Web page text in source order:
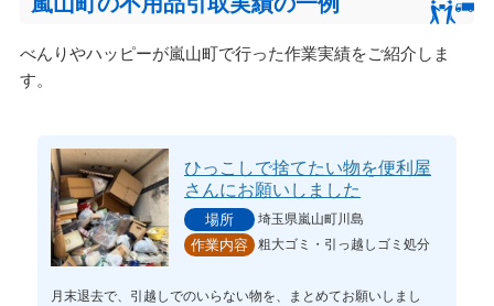
べんりやハッピーが嵐山町で行った作業実績をご紹介しま
す。
ひっこしで捨てたい物を便利屋
さんにお願いしました
場所 埼玉県嵐山町川島
作業内容 粗大ゴミ・引っ越しゴミ処分
月末退去で、引越しでのいらない物を、まとめてお願いしまし